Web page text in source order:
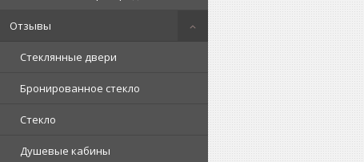
Отзывы
Стеклянные двери
Бронированное стекло
Стекло
Душевые кабины